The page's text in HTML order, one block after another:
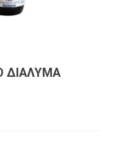
ΔΙΑΛΥΜΑ